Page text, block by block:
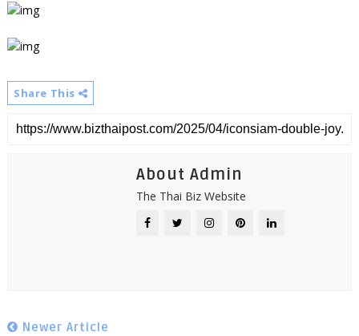
Share This
About Admin
The Thai Biz Website
Newer Article